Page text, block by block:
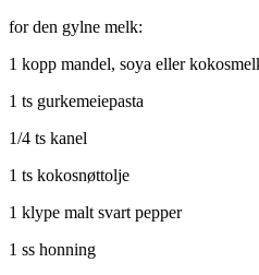
for den gylne melk:
1 kopp mandel, soya eller
1 ts gurkemeiepasta
1/4 ts kanel
1 ts kokosnøttolje
1 klype malt svart pepper
1 ss honning